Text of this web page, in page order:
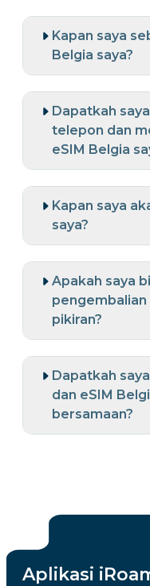
Kapan saya
Belgia saya?
Dapatkah
telepon dan
eSIM Belgia
Kapan saya
saya?
Apakah saya
pengembalian
pikiran?
Dapatkah
dan eSIM
bersamaan?
Aplikasi